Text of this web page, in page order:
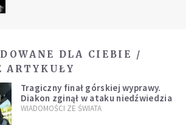
DLA CIEBIE /
ARTYKUŁY
Tragiczny finał górskiej wyprawy.
Diakon zginął w ataku niedźwiedzia
WIADOMOŚCI ZE ŚWIATA